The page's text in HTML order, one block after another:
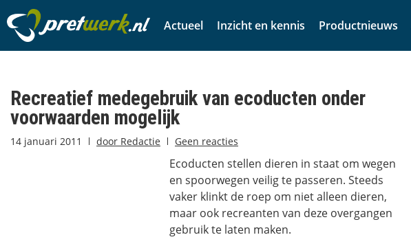
Actueel Inzicht en kennis Productnieuws
Recreatief medegebruik van ecoducten onder
voorwaarden mogelijk
14 januari 2011 door Redactie Geen reacties
Ecoducten stellen dieren in staat om wegen
en spoorwegen veilig te passeren. Steeds
vaker klinkt de roep om niet alleen dieren,
maar ook recreanten van deze overgangen
gebruik te laten maken.